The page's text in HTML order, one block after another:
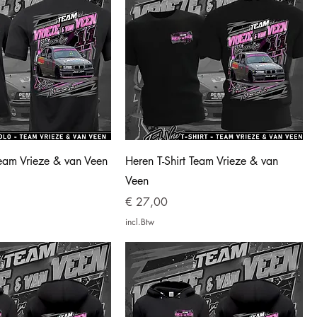
Vrieze & van Veen
Heren T-Shirt Team Vrieze & van
Veen
Prijs
€ 27,00
incl.Btw